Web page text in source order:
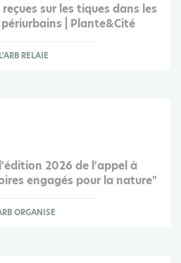
sur les tiques dans les
| Plante&Cité
L'ARB RELAIE
2026 de l'appel à
engagés pour la nature"
ORGANISE